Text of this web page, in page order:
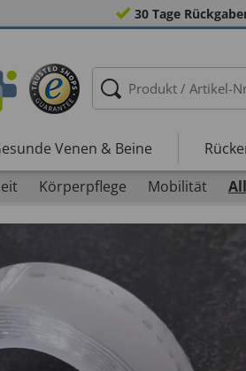
30 Tage
Venen & Beine
Körperpflege Mobilität